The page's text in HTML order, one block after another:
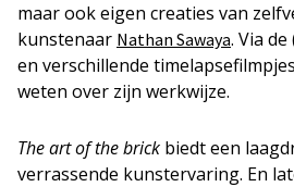
maar ook eigen creaties van
kunstenaar Nathan Sawaya. Via
en verschillende
weten over zijn werkwijze.
The art of the brick biedt een
verrassende kunstervaring. En